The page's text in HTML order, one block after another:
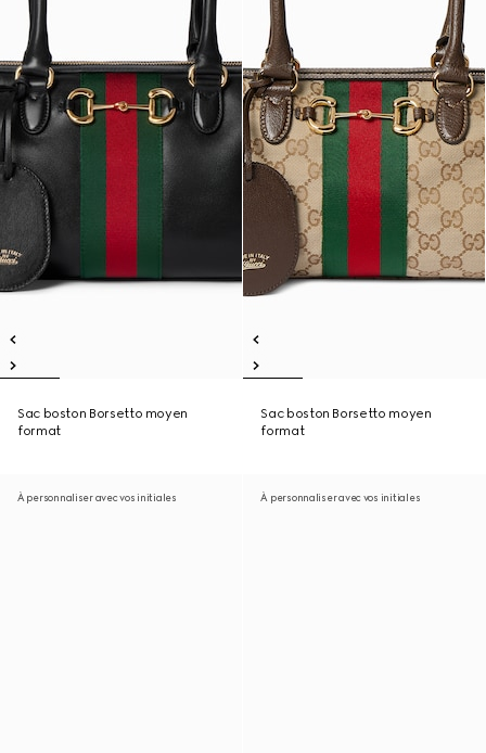
Sac boston Borsetto moyen
format
Sac boston Borsetto moyen
format
À personnaliser avec vos initiales À personnaliser avec vos initiales